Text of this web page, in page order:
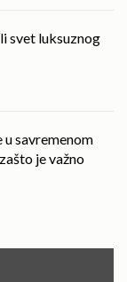
svet luksuznog
savremenom
je važno